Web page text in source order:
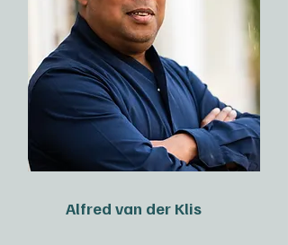
Alfred van der Klis